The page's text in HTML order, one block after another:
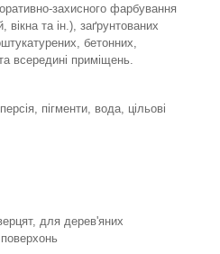
захисного фарбування
та ін.), заґрунтованих
бетонних,
всередині приміщень.
пігменти, вода, цільові
для дерев'яних